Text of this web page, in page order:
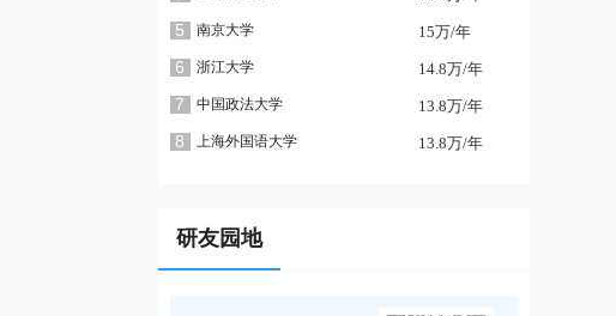
5 南京大学 15万/年
6 浙江大学 14.8万/年
7 中国政法大学 13.8万/年
8 上海外国语大学 13.8万/年
研友园地